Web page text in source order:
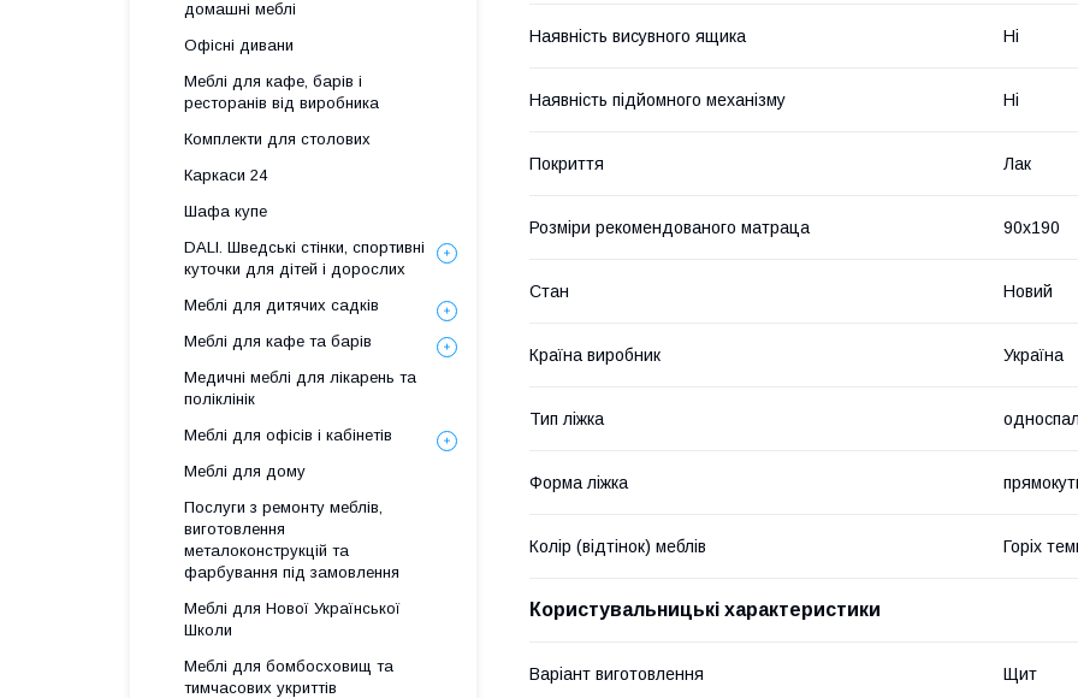
Наявність висувного ящика Ні
Наявність підйомного механізму Ні
Покриття Лак
Розміри рекомендованого матраца 90х190
Стан Новий
Країна виробник Україна
Тип ліжка
Форма ліжка
Колір (відтінок) меблів Горіх
Користувальницькі характеристики
Варіант виготовлення Щит
домашні меблі
Офісні дивани
Меблі для кафе, барів і
ресторанів від виробника
Комплекти для столових
Каркаси 24
Шафа купе
DALI. Шведські стінки, спортивні
куточки для дітей і дорослих
Меблі для дитячих садків
Меблі для кафе та барів
Медичні меблі для лікарень та
поліклінік
Меблі для офісів і кабінетів
Меблі для дому
Послуги з ремонту меблів,
виготовлення
металоконструкцій та
фарбування під замовлення
Меблі для Нової Української
Школи
Меблі для бомбосховищ та
тимчасових укриттів